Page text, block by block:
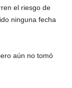
el riesgo de
ninguna fecha
aún no tomó